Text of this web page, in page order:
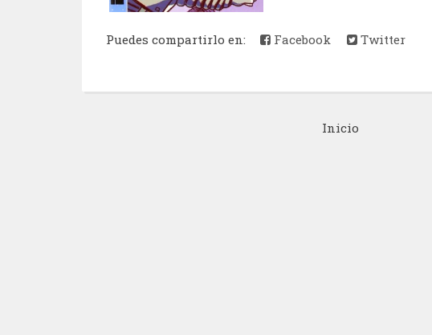
Puedes compartirlo en: Facebook Twitter
Inicio